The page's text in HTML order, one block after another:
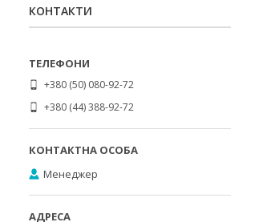
КОНТАКТИ
+380 (50) 080-92-72
+380 (44) 388-92-72
Менеджер